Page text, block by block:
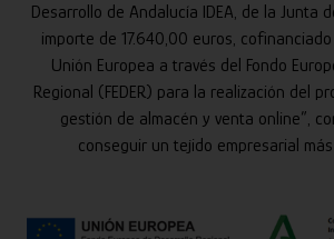
Desarrollo de Andalucía IDEA, de la Junta
importe de 17.640,00 euros,
Unión Europea a través del Fondo
Regional (FEDER) para la realización del
gestión de almacén y venta online”,
conseguir un tejido empresarial